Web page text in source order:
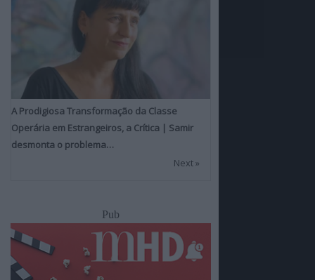
A Prodigiosa Transformação da Classe
Operária em Estrangeiros, a Crítica | Samir
desmonta o problema…
Next »
Pub